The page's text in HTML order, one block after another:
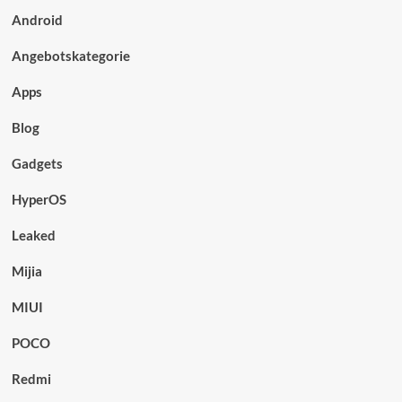
Android
Angebotskategorie
Apps
Blog
Gadgets
HyperOS
Leaked
Mijia
MIUI
POCO
Redmi